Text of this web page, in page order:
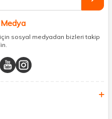
takviye edici gıdalara
fiyat ve hızlı kargo avantajıyla
en iyi hale getiriyoruz.
her şey burada!
bize katılın!
sosyal medyadan bizleri takip